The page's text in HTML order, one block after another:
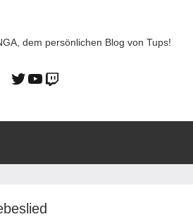
dem persönlichen Blog von Tups!